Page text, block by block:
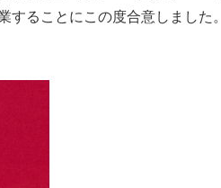
ることにこの度合意しました。